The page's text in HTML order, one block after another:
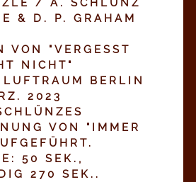
/ A. SCHLÜNZ
& D. P. GRAHAM
VON "VERGESST
NICHT"
BERLIN
2023
VON "IMMER
50 SEK.,
270 SEK..